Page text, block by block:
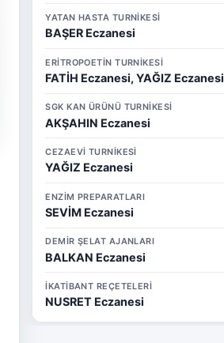
YATAN HASTA TURNİKESİ
BAŞER Eczanesi
ERİTROPOETİN TURNİKESİ
FATİH Eczanesi, YAĞIZ Eczanesi
SGK KAN ÜRÜNÜ TURNİKESİ
AKŞAHIN Eczanesi
CEZAEVİ TURNİKESİ
YAĞIZ Eczanesi
ENZİM PREPARATLARI
SEVİM Eczanesi
DEMİR ŞELAT AJANLARI
BALKAN Eczanesi
İKATİBANT REÇETELERİ
NUSRET Eczanesi